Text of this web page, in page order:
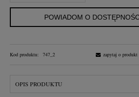
POWIADOM O
Kod produktu: 747_2 zapytaj o produkt
OPIS PRODUKTU